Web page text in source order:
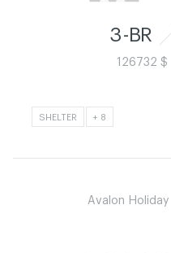
3-BR
126732 $
SHELTER + 8
Avalon Holiday